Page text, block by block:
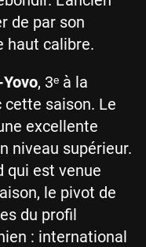
de par son
haut calibre.
, 3ᵉ à la
cette saison. Le
excellente
niveau supérieur.
qui est venue
le pivot de
du profil
: international